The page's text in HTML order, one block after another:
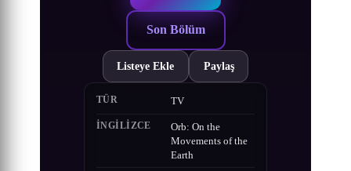
Son Bölüm
Listeye Ekle Paylaş
TÜR TV
İNGILIZCE
Orb: On the
Movements of the
Earth